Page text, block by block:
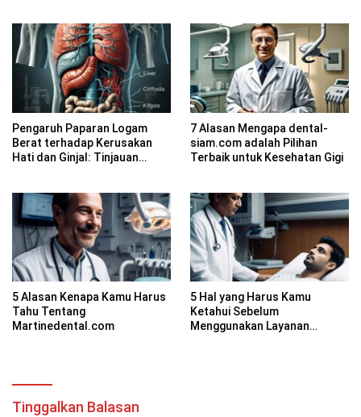
Pengaruh Paparan Logam
Berat terhadap Kerusakan
Hati dan Ginjal: Tinjauan
7 Alasan Mengapa dental-
siam.com adalah Pilihan
Terbaik untuk Kesehatan Gigi
5 Alasan Kenapa Kamu Harus
Tahu Tentang
Martinedental.com
5 Hal yang Harus Kamu
Ketahui Sebelum
Menggunakan Layanan
Tinggalkan Balasan